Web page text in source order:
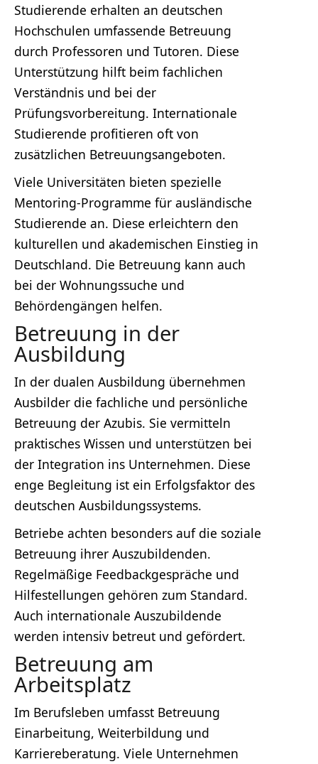
Studierende erhalten an deutschen
Hochschulen umfassende Betreuung
durch Professoren und Tutoren. Diese
Unterstützung hilft beim fachlichen
Verständnis und bei der
Prüfungsvorbereitung. Internationale
Studierende profitieren oft von
zusätzlichen Betreuungsangeboten.
Viele Universitäten bieten spezielle
Mentoring-Programme für ausländische
Studierende an. Diese erleichtern den
kulturellen und akademischen Einstieg in
Deutschland. Die Betreuung kann auch
bei der Wohnungssuche und
Behördengängen helfen.
Betreuung in der
Ausbildung
In der dualen Ausbildung übernehmen
Ausbilder die fachliche und persönliche
Betreuung der Azubis. Sie vermitteln
praktisches Wissen und unterstützen bei
der Integration ins Unternehmen. Diese
enge Begleitung ist ein Erfolgsfaktor des
deutschen Ausbildungssystems.
Betriebe achten besonders auf die soziale
Betreuung ihrer Auszubildenden.
Regelmäßige Feedbackgespräche und
Hilfestellungen gehören zum Standard.
Auch internationale Auszubildende
werden intensiv betreut und gefördert.
Betreuung am
Arbeitsplatz
Im Berufsleben umfasst Betreuung
Einarbeitung, Weiterbildung und
Karriereberatung. Viele Unternehmen